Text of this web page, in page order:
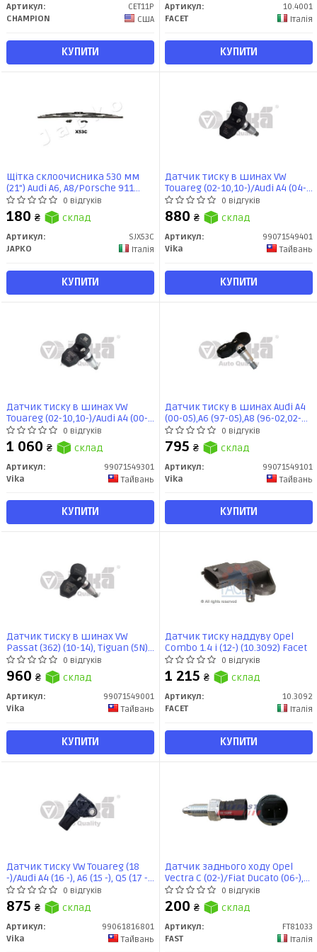
Артикул:
CET11P
CHAMPION
США
КУПИТИ
Артикул:
10.4001
FACET
Італія
КУПИТИ
Щітка склоочисника 530 мм
(21") Audi A6, A8/Porsche 911
(SJX53C) JAPKO0 відгуків
180 ₴ склад
Артикул:
SJX53C
JAPKO
Італія
КУПИТИ
Датчик тиску в шинах VW
Touareg (02-10,10-)/Audi A4 (04-
08),A6 (04-11),A7 (13-18),A8
(09-),Q7 (06-15) (99071549401)
VIKA
0 відгуків
880 ₴ склад
Артикул:
99071549401
Vika
Тайвань
КУПИТИ
Датчик тиску в шинах VW
Touareg (02-10,10-)/Audi A4 (00-
04,04-08),A6 (04-11),A7 (13-18), A8
(09 -) (99071549301) VIKA
0 відгуків
1 060 ₴ склад
Артикул:
99071549301
Vika
Тайвань
КУПИТИ
Датчик тиску в шинах Audi A4
(00-05),A6 (97-05),A8 (96-02,02-
10) (99071549101) VIKA
0 відгуків
795 ₴ склад
Артикул:
99071549101
Vika
Тайвань
КУПИТИ
Датчик тиску в шинах VW
Passat (362) (10-14), Tiguan (5N)
(07-) (99071549001) vika
0 відгуків
960 ₴ склад
Артикул:
99071549001
Vika
Тайвань
КУПИТИ
Датчик тиску наддуву Opel
Combo 1.4 i (12-) (10.3092) Facet
0 відгуків
1 215 ₴ склад
Артикул:
10.3092
FACET
Італія
КУПИТИ
Датчик тиску VW Touareg (18
-)/Audi A4 (16 -), A6 (15 -), Q5 (17 -),
Q7 (16 -), Q8 (19 -) (99061816801)
VIKA
0 відгуків
875 ₴ склад
Артикул:
99061816801
Vika
Тайвань
Датчик заднього ходу Opel
Vectra C (02-)/Fiat Ducato (06-),
(14-)/Chevrolet/Daewoo/Citroen
Jumper 2-PIN (FT81033) Fast
0 відгуків
200 ₴ склад
Артикул:
FT81033
FAST
Італія